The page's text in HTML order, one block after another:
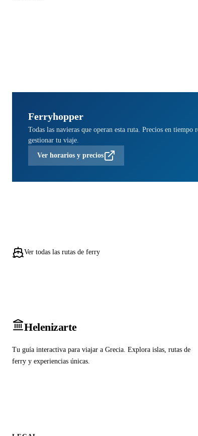
Ferryhopper
Todas las navieras que operan esta ruta. Precios en
gestionar tu viaje.
Ver horarios y precios
Ver todas las rutas de ferry
Helenizarte
Tu guía interactiva para viajar a Grecia. Explora islas, rutas de
ferry y experiencias únicas.